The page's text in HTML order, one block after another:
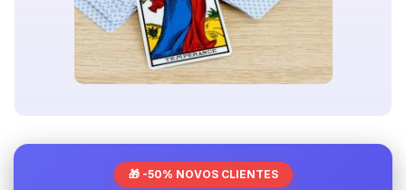
🎁 -50% NOVOS CLIENTES